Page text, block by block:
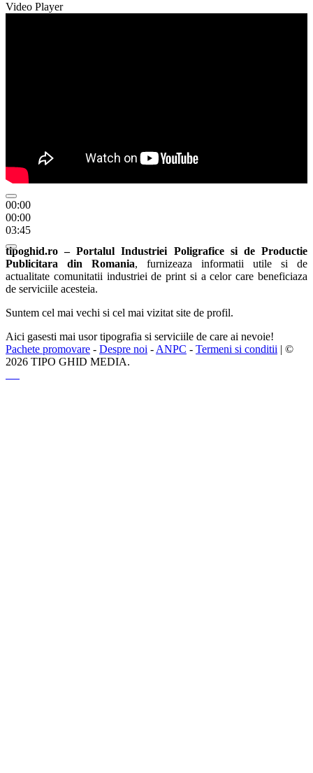
Video Player
00:00
00:00
03:45
tipoghid.ro – Portalul Industriei Poligrafice si de Productie
Publicitara din Romania, furnizeaza informatii utile si de
actualitate comunitatii industriei de print si a celor care beneficiaza
de serviciile acesteia.
Suntem cel mai vechi si cel mai vizitat site de profil.
Aici gasesti mai usor tipografia si serviciile de care ai nevoie!
Pachete promovare - Despre noi -ANPC - Termeni si conditii | ©
2026 TIPO GHID MEDIA.